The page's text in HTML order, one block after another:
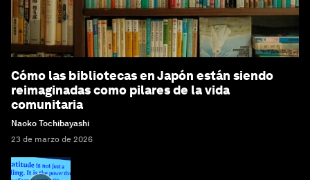
Cómo las bibliotecas en Japón están siendo
reimaginadas como pilares de la vida
comunitaria
Naoko Tochibayashi
23 de marzo de 2026